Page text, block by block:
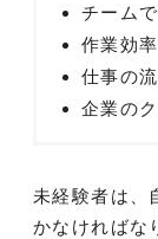
チーム
作業効
仕事の
企業の
未経験者は、
かなければな